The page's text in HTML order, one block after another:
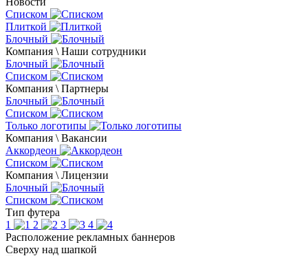
Списком
Плиткой
Блочный
Компания \ Наши сотрудники
Блочный
Списком
Компания \ Партнеры
Блочный
Списком
Только логотипы
Компания \ Вакансии
Аккордеон
Списком
Компания \ Лицензии
Блочный
Списком
Тип футера
1
2 3
4
Расположение рекламных баннеров
Сверху над шапкой